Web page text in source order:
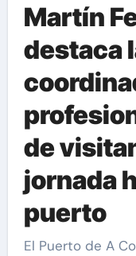
Martín
destaca
de
jornada
puerto
El Puerto de A Coruña vivió este martes una